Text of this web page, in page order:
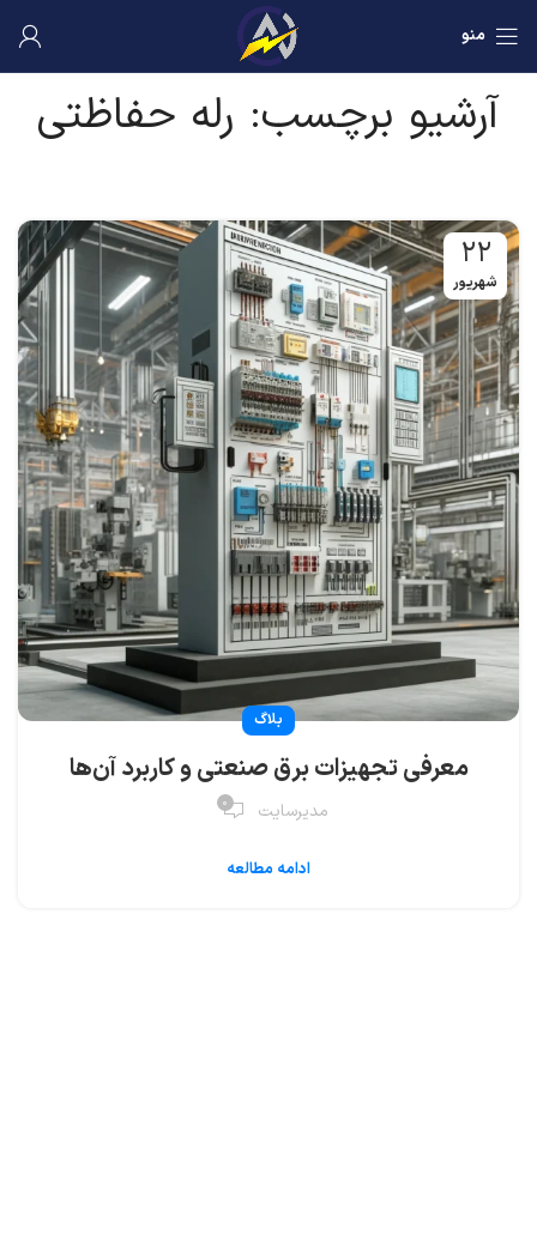
منو
آرشیو برچسب: رله حفاظتی
۲۲
شهریور
بلاگ
معرفی تجهیزات برق صنعتی و کاربرد آن‌ها
مدیرسایت ۰
ادامه مطالعه